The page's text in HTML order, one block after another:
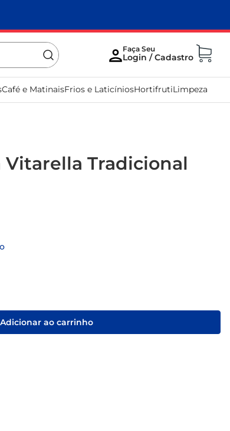
Café e MatinaisFrios e LaticíniosHortifrutiLimpeza
Vitarella Tradicional
Adicionar ao carrinho